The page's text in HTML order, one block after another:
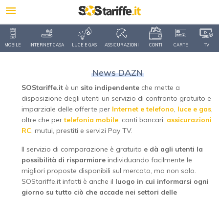
MOBILE INTERNET CASA LUCE E GAS ASSICURAZIONI CONTI CARTE TV
News DAZN
SOStariffe.it è un sito indipendente che mette a
disposizione degli utenti un servizio di confronto gratuito e
imparziale delle offerte per Internet e telefono, luce e gas,
oltre che pertelefonia mobile, conti bancari, assicurazioni
RC, mutui, prestiti e servizi Pay TV.
Il servizio di comparazione è gratuito e dà agli utenti la
possibilità di risparmiare individuando facilmente le
migliori proposte disponibili sul mercato, ma non solo.
SOStariffe.it infatti è anche il luogo in cui informarsi ogni
giorno su tutto ciò che accade nei settori delle